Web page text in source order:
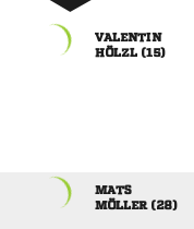

 

 